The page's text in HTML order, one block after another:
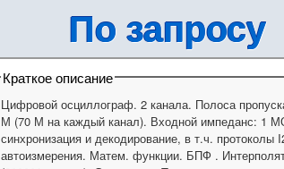
По запросу
Краткое описание
Цифровой осциллограф. 2 канала. Полоса
М (70 М на каждый канал). Входной импеданс: 1
синхронизация и декодирование, в т.ч.
автоизмерения. Матем. функции. БПФ .